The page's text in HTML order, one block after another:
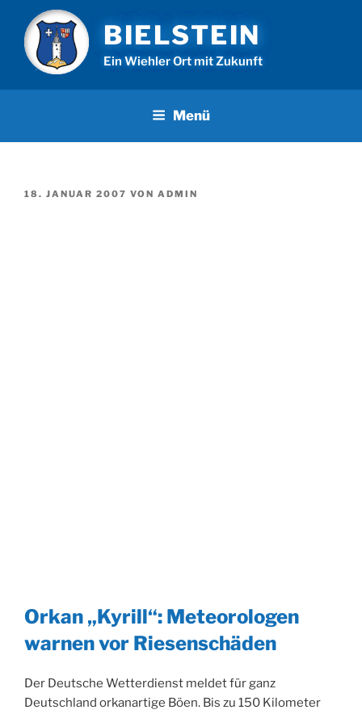
Inhalt
springen
BIELSTEIN
Ein Wiehler Ort mit Zukunft
Menü
VERÖFFENTLICHT
18. JANUAR 2007 VON ADMIN
Orkan „Kyrill“: Meteorologen
warnen vor Riesenschäden
Der Deutsche Wetterdienst meldet für ganz
Deutschland orkanartige Böen. Bis zu 150 Kilometer